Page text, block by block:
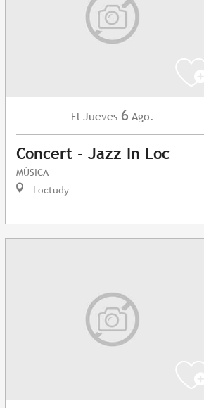
El Jueves 6 Ago.
Concert - Jazz In Loc
MÚSICA
Loctudy